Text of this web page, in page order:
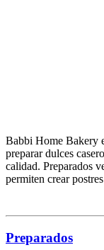
Babbi Home Bakery
preparar dulces
calidad. Preparados
permiten crear